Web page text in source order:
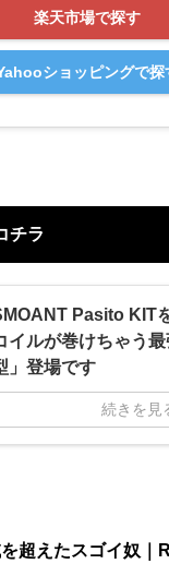
楽天市場で探す
ショッピングで探
チラ
Pasito KIT
イルが巻けちゃう
」登場です
続きを見
超えたスゴイ奴｜